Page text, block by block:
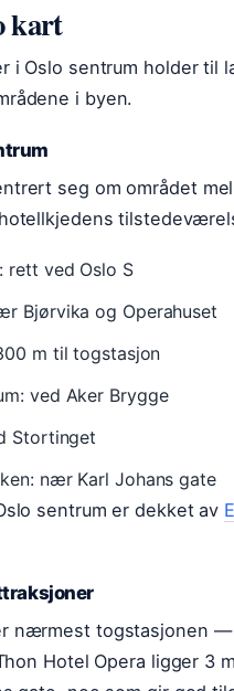
kart
i Oslo sentrum holder til
i byen.
seg om området
rett ved Oslo S
Bjørvika og Operahuset
m til togstasjon
ved Aker Brygge
Stortinget
nær Karl Johans gate
sentrum er dekket av
nærmest togstasjonen
Hotel Opera ligger 3